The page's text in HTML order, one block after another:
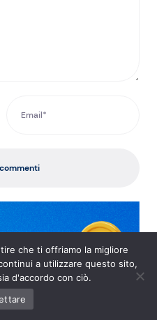
che ti offriamo la migliore
a utilizzare questo sito,
d'accordo con ciò.